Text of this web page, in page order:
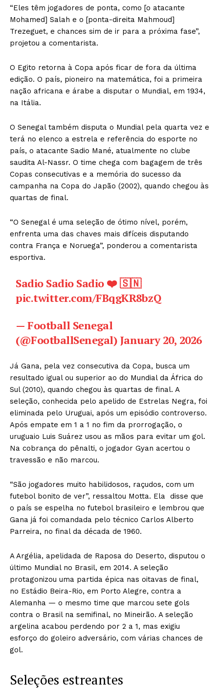
“Eles têm jogadores de ponta, como [o atacante
Mohamed] Salah e o [ponta-direita Mahmoud]
Trezeguet, e chances sim de ir para a próxima fase”,
projetou a comentarista.
O Egito retorna à Copa após ficar de fora da última
edição. O país, pioneiro na matemática, foi a primeira
nação africana e árabe a disputar o Mundial, em 1934,
na Itália.
O Senegal também disputa o Mundial pela quarta vez e
terá no elenco a estrela e referência do esporte no
país, o atacante Sadio Mané, atualmente no clube
saudita Al-Nassr. O time chega com bagagem de três
Copas consecutivas e a memória do sucesso da
campanha na Copa do Japão (2002), quando chegou às
quartas de final.
“O Senegal é uma seleção de ótimo nível, porém,
enfrenta uma das chaves mais difíceis disputando
contra França e Noruega”, ponderou a comentarista
esportiva.
Sadio Sadio Sadio ❤️ 🇸🇳
pic.twitter.com/FBqgKR8bzQ
— Football Senegal
(@FootballSenegal) January 20, 2026
Já Gana, pela vez consecutiva da Copa, busca um
resultado igual ou superior ao do Mundial da África do
Sul (2010), quando chegou às quartas de final. A
seleção, conhecida pelo apelido de Estrelas Negra, foi
eliminada pelo Uruguai, após um episódio controverso.
Após empate em 1 a 1 no fim da prorrogação, o
uruguaio Luis Suárez usou as mãos para evitar um gol.
Na cobrança do pênalti, o jogador Gyan acertou o
travessão e não marcou.
“São jogadores muito habilidosos, raçudos, com um
futebol bonito de ver”, ressaltou Motta. Ela disse que
o país se espelha no futebol brasileiro e lembrou que
Gana já foi comandada pelo técnico Carlos Alberto
Parreira, no final da década de 1960.
A Argélia, apelidada de Raposa do Deserto, disputou o
último Mundial no Brasil, em 2014. A seleção
protagonizou uma partida épica nas oitavas de final,
no Estádio Beira-Rio, em Porto Alegre, contra a
Alemanha — o mesmo time que marcou sete gols
contra o Brasil na semifinal, no Mineirão. A seleção
argelina acabou perdendo por 2 a 1, mas exigiu
esforço do goleiro adversário, com várias chances de
gol.
Seleções estreantes